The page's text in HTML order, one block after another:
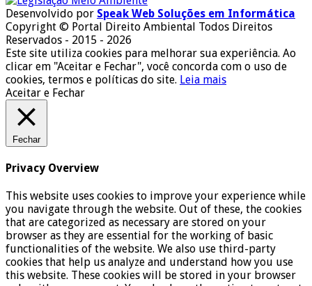
Desenvolvido por Speak Web Soluções em Informática
Copyright © Portal Direito Ambiental Todos Direitos
Reservados - 2015 - 2026
Este site utiliza cookies para melhorar sua experiência. Ao
clicar em "Aceitar e Fechar", você concorda com o uso de
cookies, termos e políticas do site. Leia mais
Aceitar e Fechar
Fechar
Privacy Overview
This website uses cookies to improve your experience while
you navigate through the website. Out of these, the cookies
that are categorized as necessary are stored on your
browser as they are essential for the working of basic
functionalities of the website. We also use third-party
cookies that help us analyze and understand how you use
this website. These cookies will be stored in your browser